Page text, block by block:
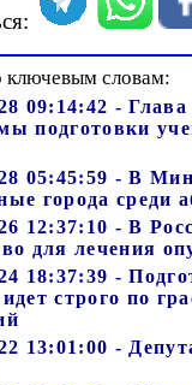
ключевым словам:
09:14:42 -
подготовки
05:45:59 - В
города среди
12:37:10 - В
для лечения
18:37:39 -
строго по
13:01:00 -